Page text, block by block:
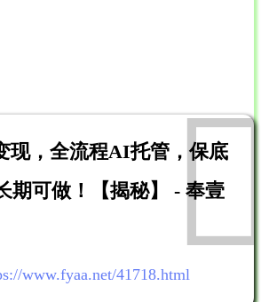
现，全流程AI托管，保底
期可做！【揭秘】 - 奉壹
www.fyaa.net/41718.html